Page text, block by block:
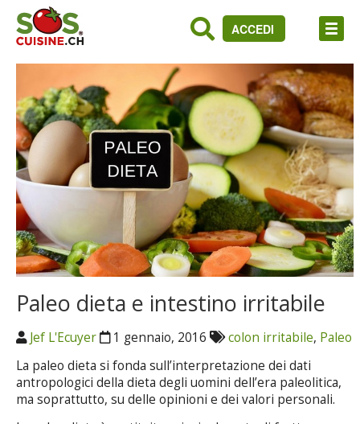
ACCEDI
Paleo dieta e intestino irritabile
Jef L'Ecuyer 1 gennaio, 2016 colon irritabile, Paleo
La paleo dieta si fonda sull’interpretazione dei dati
antropologici della dieta degli uomini dell’era paleolitica,
ma soprattutto, su delle opinioni e dei valori personali.